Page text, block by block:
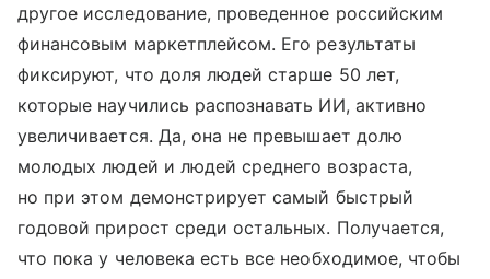
другое исследование, проведенное российским
финансовым маркетплейсом. Его результаты
фиксируют, что доля людей старше 50 лет,
которые научились распознавать ИИ, активно
увеличивается. Да, она не превышает долю
молодых людей и людей среднего возраста,
но при этом демонстрирует самый быстрый
годовой прирост среди остальных. Получается,
что пока у человека есть все необходимое, чтобы